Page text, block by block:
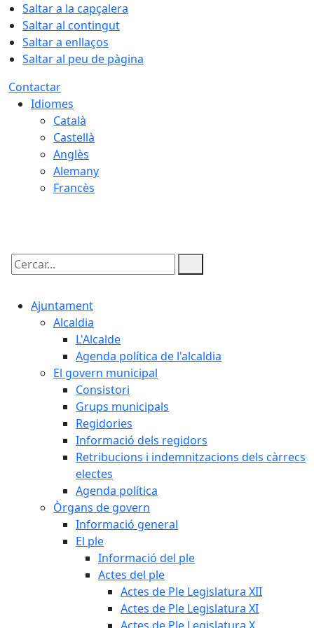
Saltar a la capçalera
Saltar al contingut
Saltar a enllaços
Saltar al peu de pàgina
Contactar
Idiomes
Català
Castellà
Anglès
Alemany
Francès
Cercar:
Ajuntament
Alcaldia
L'Alcalde
Agenda política de l'alcaldia
El govern municipal
Consistori
Grups municipals
Regidories
Informació dels regidors
Retribucions i indemnitzacions dels càrrecs
electes
Agenda política
Òrgans de govern
Informació general
El ple
Informació del ple
Actes del ple
Actes de Ple Legislatura XII
Actes de Ple Legislatura XI